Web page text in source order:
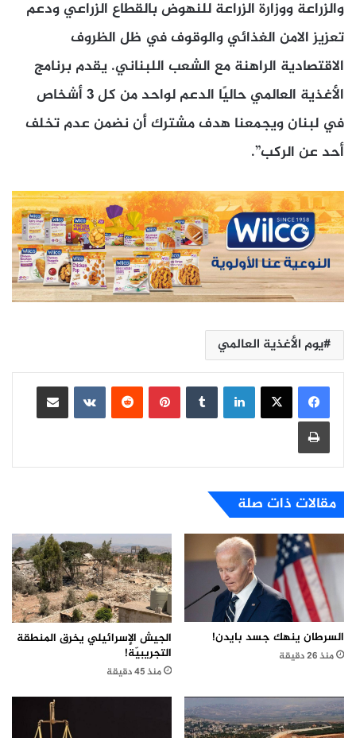
والزراعة ووزارة الزراعة للنهوض بالقطاع الزراعي ودعم
تعزيز الامن الغذائي والوقوف في ظل الظروف
الاقتصادية الراهنة مع الشعب اللبناني. يقدم برنامج
الأغذية العالمي حاليًا الدعم لواحد من كل 3 أشخاص
في لبنان ويجمعنا هدف مشترك أن نضمن عدم تخلف
أحد عن الركب”.
يوم الأغذية العالمي
لينكدإن بينتيريست
مشاركة عبر البريد
طباعة
مقالات ذات صلة
السرطان ينهك جسد بايدن!
منذ 26 دقيقة
الجيش الإسرائيلي يخرق المنطقة
التجريبيّة!
منذ 45 دقيقة